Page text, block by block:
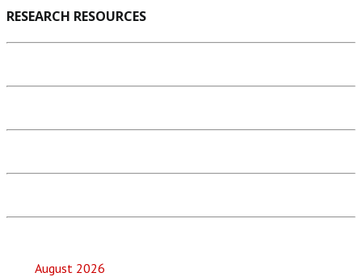
RESEARCH RESOURCES
August 2026